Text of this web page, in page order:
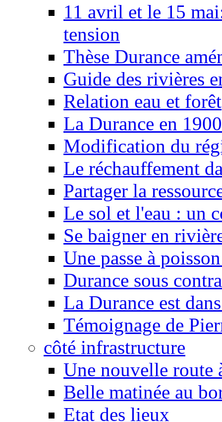
11 avril et le 15
tension
Thèse Durance
Guide des rivières
Relation eau et forêt
La Durance en 1900
Modification du
Le réchauffement
Partager la
Le sol et l'eau : un
Se baigner en
Une passe à
Durance sous
La Durance est
Témoignage de
côté infrastructure
Une nouvelle route
Belle matinée au
Etat des lieux